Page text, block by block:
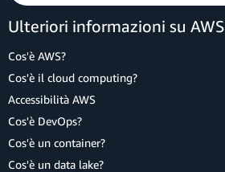
Ulteriori informazioni su AWS
Cos'è AWS?
Cos'è il cloud computing?
Accessibilità AWS
Cos'è DevOps?
Cos'è un container?
Cos'è un data lake?